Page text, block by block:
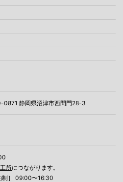
0871 静岡県沼津市西間門28-3
所につながります。
制］ 09:00〜16:30